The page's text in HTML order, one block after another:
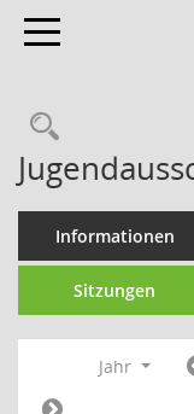
Toggle navigation
Informationen
Sitzungen
Jahr